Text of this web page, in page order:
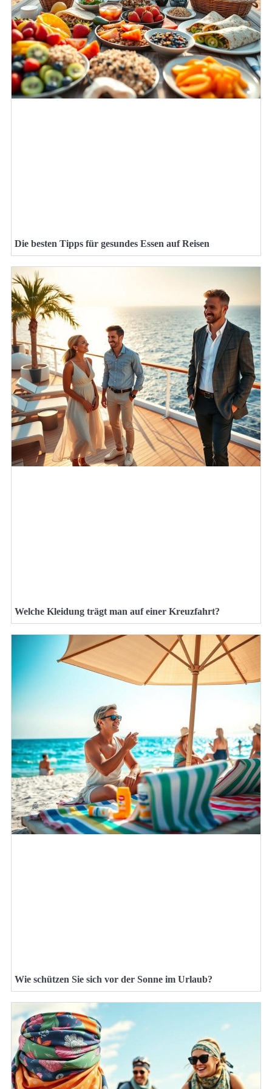
Die besten Tipps für gesundes Essen auf Reisen
Welche Kleidung trägt man auf einer Kreuzfahrt?
Wie schützen Sie sich vor der Sonne im Urlaub?